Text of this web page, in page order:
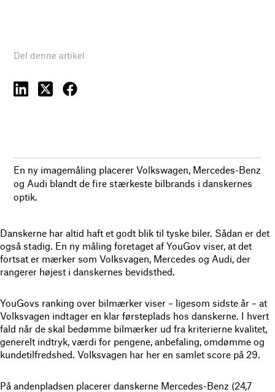
Del denne artikel
En ny imagemåling placerer Volkswagen, Mercedes-Benz
og Audi blandt de fire stærkeste bilbrands i danskernes
optik.
Danskerne har altid haft et godt blik til tyske biler. Sådan er det
også stadig. En ny måling foretaget af YouGov viser, at det
fortsat er mærker som Volksvagen, Mercedes og Audi, der
rangerer højest i danskernes bevidsthed.
YouGovs ranking over bilmærker viser – ligesom sidste år – at
Volksvagen indtager en klar førsteplads hos danskerne. I hvert
fald når de skal bedømme bilmærker ud fra kriterierne kvalitet,
generelt indtryk, værdi for pengene, anbefaling, omdømme og
kundetilfredshed. Volksvagen har her en samlet score på 29.
På andenpladsen placerer danskerne Mercedes-Benz (24,7